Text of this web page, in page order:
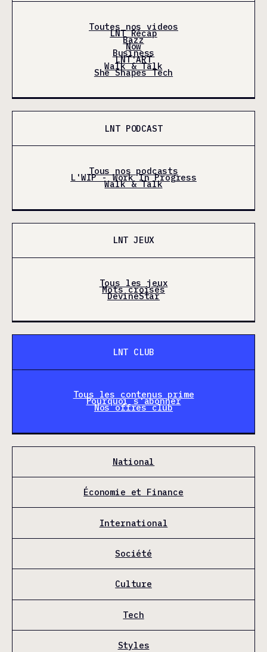
Toutes nos videos
LNT Récap
Bazz
Now
Business
LNT'ART
Walk & Talk
She Shapes Tech
LNT PODCAST
Tous nos podcasts
L'WIP - Work In Progress
Walk & Talk
LNT JEUX
Tous les jeux
Mots croisés
DevineStar
LNT CLUB
Tous les contenus prime
Pourquoi s'abonner
Nos offres club
National
Économie et Finance
International
Société
Culture
Tech
Styles